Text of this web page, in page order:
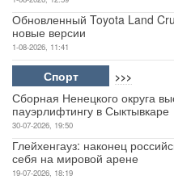
Обновленный Toyota Land
новые версии
1-08-2026, 11:41
Спорт >>>
Сборная Ненецкого округа
пауэрлифтингу в Сыктывкаре
30-07-2026, 19:50
Глейхенгауз: наконец
себя на мировой арене
19-07-2026, 18:19